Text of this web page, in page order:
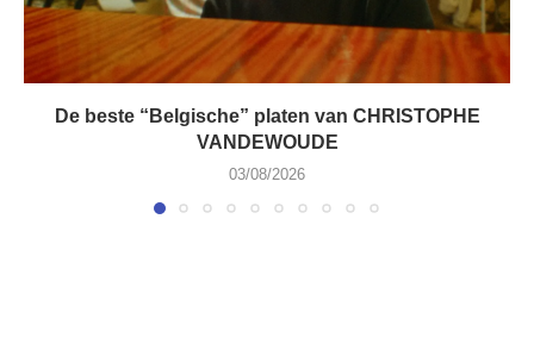
De beste “Belgische” platen van CHRISTOPHE
VANDEWOUDE
03/08/2026